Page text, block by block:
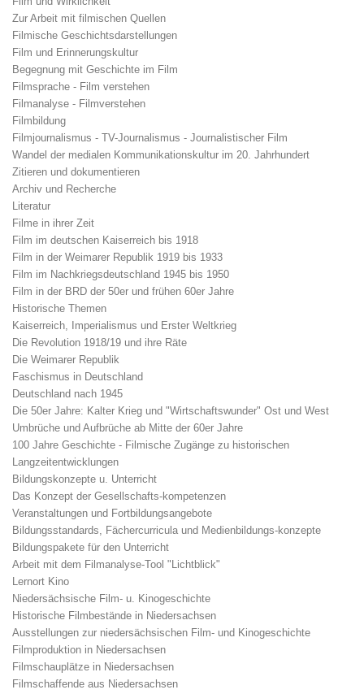
Zur Arbeit mit filmischen Quellen
Filmische Geschichtsdarstellungen
Film und Erinnerungskultur
Begegnung mit Geschichte im Film
Filmsprache - Film verstehen
Filmanalyse - Filmverstehen
Filmbildung
Filmjournalismus - TV-Journalismus - Journalistischer Film
Wandel der medialen Kommunikationskultur im 20. Jahrhundert
Zitieren und dokumentieren
Archiv und Recherche
Literatur
Filme in ihrer Zeit
Film im deutschen Kaiserreich bis 1918
Film in der Weimarer Republik 1919 bis 1933
Film im Nachkriegsdeutschland 1945 bis 1950
Film in der BRD der 50er und frühen 60er Jahre
Historische Themen
Kaiserreich, Imperialismus und Erster Weltkrieg
Die Revolution 1918/19 und ihre Räte
Die Weimarer Republik
Faschismus in Deutschland
Deutschland nach 1945
Die 50er Jahre: Kalter Krieg und "Wirtschaftswunder" Ost und West
Umbrüche und Aufbrüche ab Mitte der 60er Jahre
100 Jahre Geschichte - Filmische Zugänge zu historischen
Langzeitentwicklungen
Bildungskonzepte u. Unterricht
Das Konzept der Gesellschafts-kompetenzen
Veranstaltungen und Fortbildungsangebote
Bildungsstandards, Fächercurricula und Medienbildungs-konzepte
Bildungspakete für den Unterricht
Arbeit mit dem Filmanalyse-Tool "Lichtblick"
Lernort Kino
Niedersächsische Film- u. Kinogeschichte
Historische Filmbestände in Niedersachsen
Ausstellungen zur niedersächsischen Film- und Kinogeschichte
Filmproduktion in Niedersachsen
Filmschauplätze in Niedersachsen
Filmschaffende aus Niedersachsen